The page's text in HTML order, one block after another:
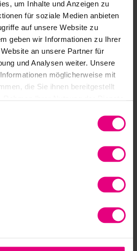
um Inhalte und Anzeigen zu
für soziale Medien anbieten
auf unsere Website zu
geben wir Informationen zu Ihrer
an unsere Partner für
und Analysen weiter. Unsere
möglicherweise mit
die Sie ihnen bereitgestellt
SE